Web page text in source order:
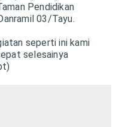
Pendidikan
03/Tayu.
seperti ini kami
selesainya